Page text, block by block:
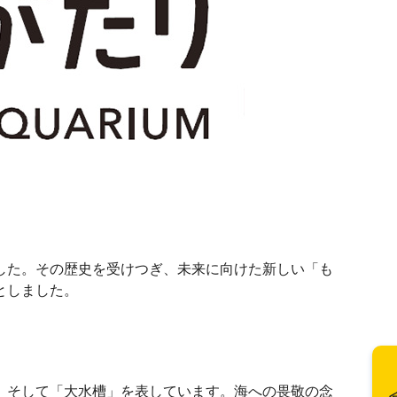
。その歴史を受けつぎ、未来に向けた新しい「も
ました。
して「大水槽」を表しています。海への畏敬の念